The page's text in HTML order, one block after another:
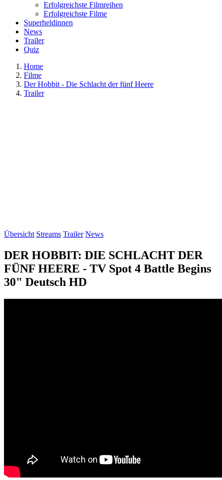
Erfolgreichste Filmreihen
Erfolgreichste Filme
Superheldinnen
News
Trailer
Quiz
Home
Filme
Der Hobbit - Die Schlacht der fünf Heere
Trailer
Übersicht Streams Trailer News
DER HOBBIT: DIE SCHLACHT DER
FÜNF HEERE - TV Spot 4 Battle Begins
30" Deutsch HD